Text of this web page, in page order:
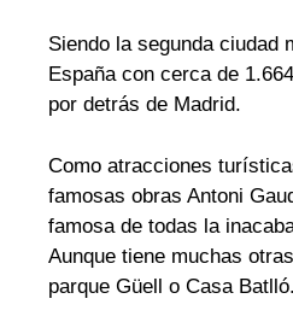
Siendo la segunda ciudad
España con cerca de
por detrás de Madrid.
Como atracciones
famosas obras Antoni
famosa de todas la
Aunque tiene muchas
parque Güell o Casa Batlló.